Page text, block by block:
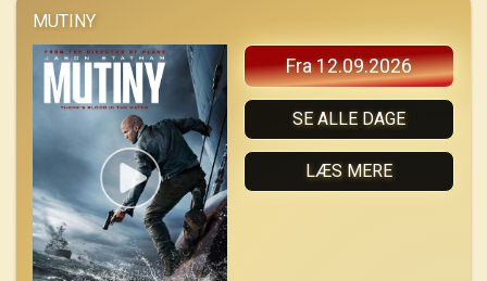
MUTINY
Fra 12.09.2026
SE ALLE DAGE
LÆS MERE